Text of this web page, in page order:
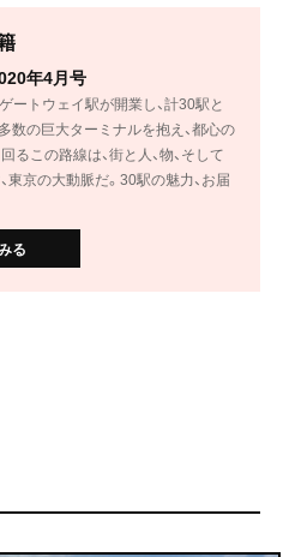
年4月号
ートウェイ駅が開業し、計30駅と
数の巨大ターミナルを抱え、都心の
るこの路線は、街と人、物、そして
東京の大動脈だ。30駅の魅力、お届
る